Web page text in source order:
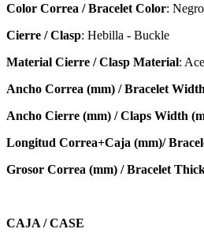
Color Correa / Bracelet Color:
Cierre / Clasp: Hebilla - Buckle
Material Cierre / Clasp Material:
Ancho Correa (mm) / Bracelet
Ancho Cierre (mm) / Claps Width
Longitud Correa+Caja (mm)/
Grosor Correa (mm) / Bracelet
CAJA / CASE